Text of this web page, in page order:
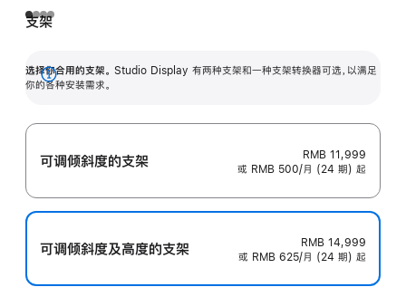
支架
选择你合用的支架。 Studio Display 有两种支架和一种支架转换器可选，以满足
你的各种安装需求。
展
可调倾斜度的支架
RMB 11,999
或 RMB 500/月 (24 期) 起
可调倾斜度及高‍度的支‍架
RMB 14,999
或 RMB 625/月 (24 期) 起